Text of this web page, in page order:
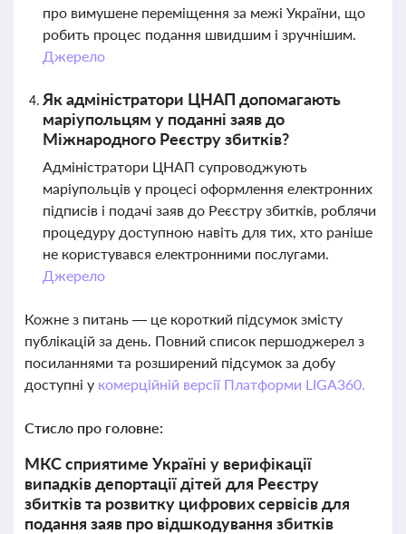
про вимушене переміщення за межі України, що
робить процес подання швидшим і зручнішим.
Джерело
Як адміністратори ЦНАП допомагають
маріупольцям у поданні заяв до
Міжнародного Реєстру збитків?
Адміністратори ЦНАП супроводжують
маріупольців у процесі оформлення електронних
підписів і подачі заяв до Реєстру збитків, роблячи
процедуру доступною навіть для тих, хто раніше
не користувався електронними послугами.
Джерело
Кожне з питань — це короткий підсумок змісту
публікацій за день. Повний список першоджерел з
посиланнями та розширений підсумок за добу
доступні у комерційній версії Платформи LIGA360.
Стисло про головне:
МКС сприятиме Україні у верифікації
випадків депортації дітей для Реєстру
збитків та розвитку цифрових сервісів для
подання заяв про відшкодування збитків